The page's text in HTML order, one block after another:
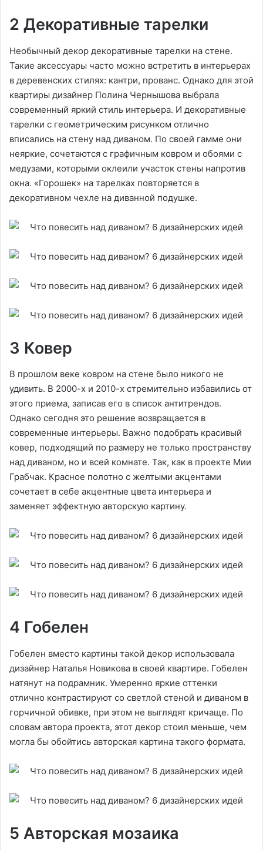
2 Декоративные тарелки
Необычный декор декоративные тарелки на стене.
Такие аксессуары часто можно встретить в интерьерах
в деревенских стилях: кантри, прованс. Однако для этой
квартиры дизайнер Полина Чернышова выбрала
современный яркий стиль интерьера. И декоративные
тарелки с геометрическим рисунком отлично
вписались на стену над диваном. По своей гамме они
неяркие, сочетаются с графичным ковром и обоями с
медузами, которыми оклеили участок стены напротив
окна. «Горошек» на тарелках повторяется в
декоративном чехле на диванной подушке.
3 Ковер
В прошлом веке ковром на стене было никого не
удивить. В 2000-х и 2010-х стремительно избавились от
этого приема, записав его в список антитрендов.
Однако сегодня это решение возвращается в
современные интерьеры. Важно подобрать красивый
ковер, подходящий по размеру не только пространству
над диваном, но и всей комнате. Так, как в проекте Мии
Грабчак. Красное полотно с желтыми акцентами
сочетает в себе акцентные цвета интерьера и
заменяет эффектную авторскую картину.
4 Гобелен
Гобелен вместо картины такой декор использовала
дизайнер Наталья Новикова в своей квартире. Гобелен
натянут на подрамник. Умеренно яркие оттенки
отлично контрастируют со светлой стеной и диваном в
горчичной обивке, при этом не выглядят кричаще. По
словам автора проекта, этот декор стоил меньше, чем
могла бы обойтись авторская картина такого формата.
5 Авторская мозаика